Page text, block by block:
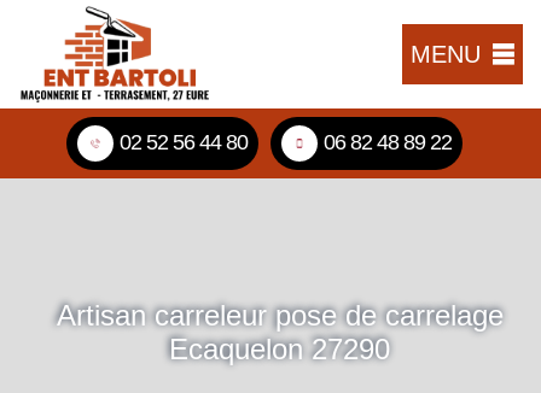
MENU
02 52 56 44 80 06 82 48 89 22
Artisan carreleur pose de carrelage
Ecaquelon 27290